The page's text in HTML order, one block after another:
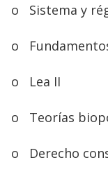
o Sistema y
o
o Lea II
o Teorías
o Derecho